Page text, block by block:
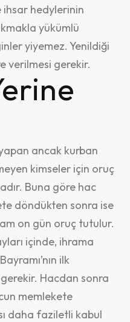
ihsar hedylerinin
yükümlü
yiyemez. Yenildiği
verilmesi gerekir.
ancak kurban
kimseler için oruç
Buna göre hac
döndükten sonra ise
on gün oruç tutulur.
içinde, ihrama
ilk
Hacdan sonra
memlekete
daha faziletli kabul